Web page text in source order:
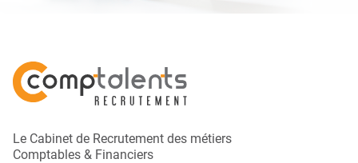
Le Cabinet de Recrutement des métiers
Comptables & Financiers